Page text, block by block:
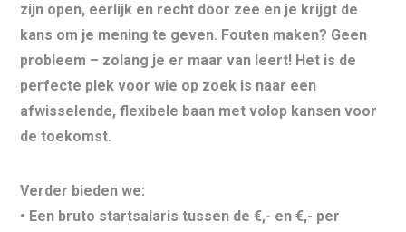
zijn open, eerlijk en recht door zee en je krijgt de
kans om je mening te geven. Fouten maken? Geen
probleem – zolang je er maar van leert! Het is de
perfecte plek voor wie op zoek is naar een
afwisselende, flexibele baan met volop kansen voor
de toekomst.
Verder bieden we:
• Een bruto startsalaris tussen de€,- en €,- per